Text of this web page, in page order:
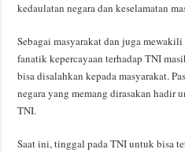
kedaulatan negara dan keselamatan
Sebagai masyarakat dan juga
fanatik kepercayaan terhadap TNI
bisa disalahkan kepada masyarakat.
negara yang memang dirasakan hadir
TNI.
Saat ini, tinggal pada TNI untuk bisa